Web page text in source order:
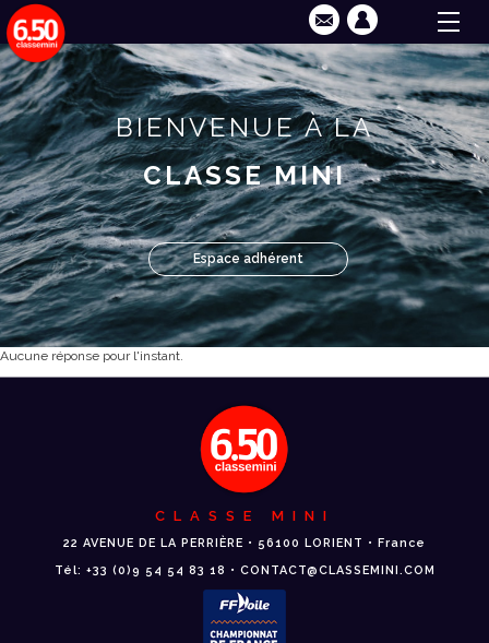
BIENVENUE À LA
CLASSE MINI
Espace adhérent
Aucune réponse pour l'instant.
CLASSE MINI
22 AVENUE DE LA PERRIÈRE • 56100 LORIENT • France
Tél: +33 (0)9 54 54 83 18 • CONTACT@CLASSEMINI.COM